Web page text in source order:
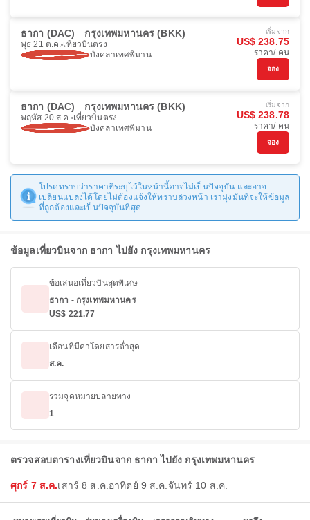
ธากา (DAC) กรุงเทพมหานคร (BKK)
พุธ 21 ต.ค. เที่ยวบินตรง
บังคลาเทศพิมาน
เริ่มจาก
US$ 238.75
ราคา/ คน
จอง
ธากา (DAC) กรุงเทพมหานคร (BKK)
พฤหัส 20 ส.ค. เที่ยวบินตรง
บังคลาเทศพิมาน
เริ่มจาก
US$ 238.78
ราคา/ คน
จอง
โปรดทราบว่าราคาที่ระบุไว้ในหน้านี้อาจไม่เป็นปัจจุบัน และอาจ
เปลี่ยนแปลงได้โดยไม่ต้องแจ้งให้ทราบล่วงหน้า เรามุ่งมั่นที่จะให้ข้อมูล
ที่ถูกต้องและเป็นปัจจุบันที่สุด
ข้อมูลเที่ยวบินจาก ธากา ไปยัง กรุงเทพมหานคร
ข้อเสนอเที่ยวบินสุดพิเศษ
ธากา - กรุงเทพมหานคร
US$ 221.77
เดือนที่มีค่าโดยสารต่ำสุด
ส.ค.
รวมจุดหมายปลายทาง
1
ตรวจสอบตารางเที่ยวบินจาก ธากา ไปยัง กรุงเทพมหานคร
ศุกร์ 7 ส.ค.เสาร์ 8 ส.ค. อาทิตย์ 9 ส.ค. จันทร์ 10 ส.ค.